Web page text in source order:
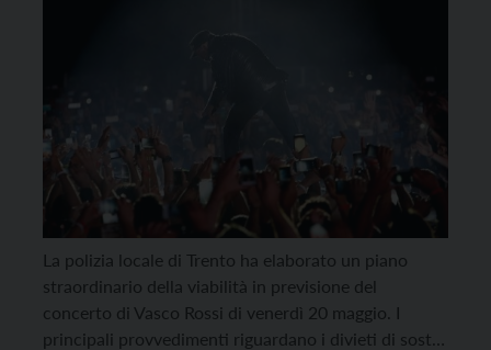
La polizia locale di Trento ha elaborato un piano
straordinario della viabilità in previsione del
concerto di Vasco Rossi di venerdì 20 maggio. I
principali provvedimenti riguardano i divieti di sosta